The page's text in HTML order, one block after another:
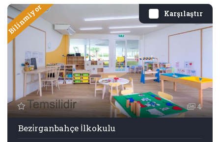
Karşılaştır
Bilinmiyor
4
Bezi̇rganbahçe İlkokulu